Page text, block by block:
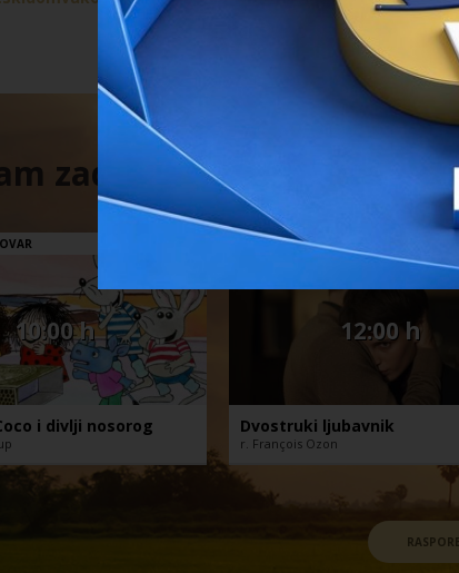
zadnjeg dana
10:00 h
i divlji nosorog
VUKOVARSKA ADA
12:00 h
Dvostruki ljubavnik
r. François Ozon